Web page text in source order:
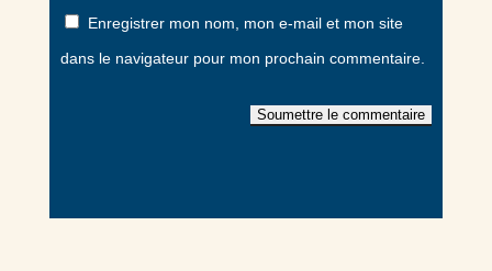
Enregistrer mon nom, mon e-mail et mon site
dans le navigateur pour mon prochain commentaire.
Soumettre le commentaire